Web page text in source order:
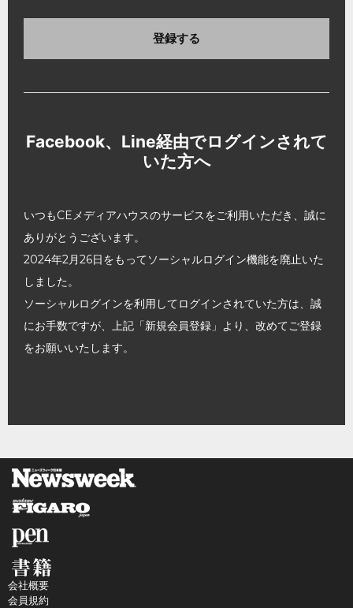
登録する
Facebook、Line経由でログインされて
いた方へ
いつもCEメディアハウスのサービスをご利用いただき、誠に
ありがとうございます。
2024年2月26日をもってソーシャルログイン機能を廃止いた
しました。
ソーシャルログインを利用してログインされていた方は、誠
にお手数ですが、上記「新規会員登録」より、改めてご登録
をお願いいたします。
会社概要
会員規約